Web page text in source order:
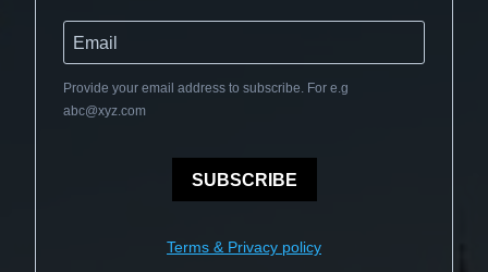
Provide your email address to subscribe. For e.g
abc@xyz.com
SUBSCRIBE
Terms & Privacy policy